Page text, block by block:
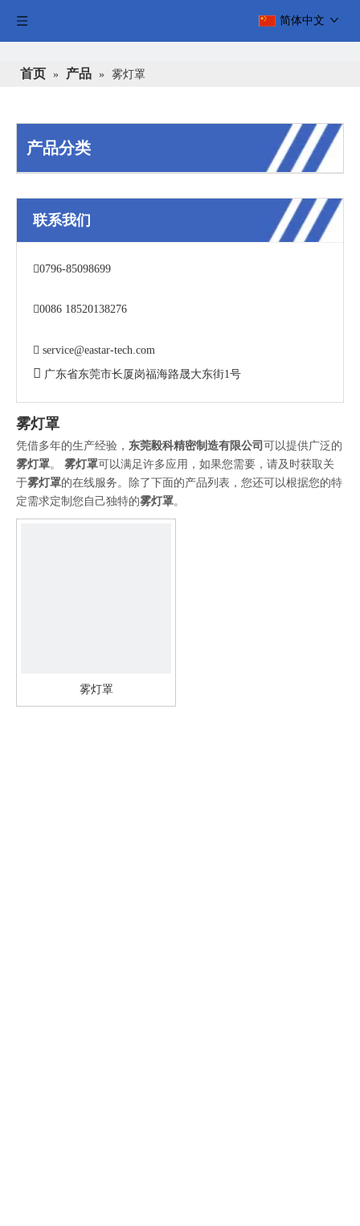
简体中文
首页 » 产品 » 雾灯罩
产品分类
联系我们
0796-85098699
0086 18520138276
 service@eastar-tech.com
 广东省东莞市长厦岗福海路晟大东街1号
雾灯罩
凭借多年的生产经验， 东莞毅科精密制造有限公司 可以提供广泛的
雾灯罩。 雾灯罩可以满足许多应用，如果您需要，请及时获取关
于雾灯罩的在线服务。除了下面的产品列表，您还可以根据您的特
定需求定制您自己独特的雾灯罩。
雾灯罩